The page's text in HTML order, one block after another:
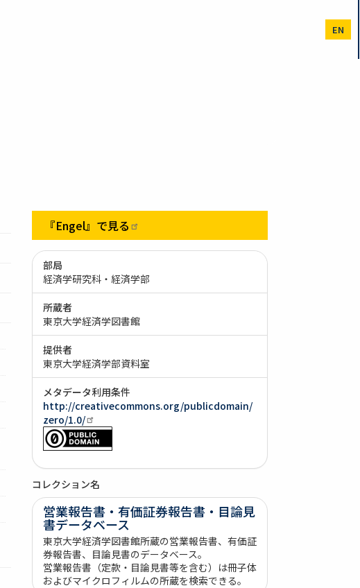
EN
『Engel』で見る
部局
経済学研究科・経済学部
所蔵者
東京大学経済学図書館
提供者
東京大学経済学部資料室
メタデータ利用条件
http://creativecommons.org/publicdomain/
zero/1.0/
コレクション名
営業報告書・有価証券報告書・目論見
書データベース
東京大学経済学図書館所蔵の営業報告書、有価証
券報告書、目論見書のデータベース。
営業報告書（定款・目論見書等を含む）は冊子体
およびマイクロフィルムの所蔵を検索できる。